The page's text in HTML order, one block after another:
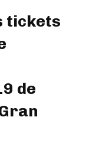
tickets
de